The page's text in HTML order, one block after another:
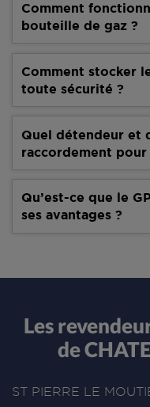
Comment
bouteille de gaz ?
Comment stocker
toute sécurité ?
Quel détendeur et
raccordement
Qu’est-ce que le
ses avantages ?
Les
de
ST PIERRE LE